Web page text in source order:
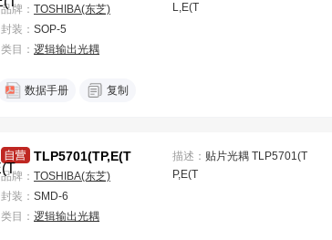
品牌： TOSHIBA(东芝)
封装： SOP-5
类目： 逻辑输出光耦
数据手册 复制
L,E(T
TLP5701(TP,E(T
品牌： TOSHIBA(东芝)
封装： SMD-6
类目： 逻辑输出光耦
描述： 贴片光耦 TLP5701(T
P,E(T